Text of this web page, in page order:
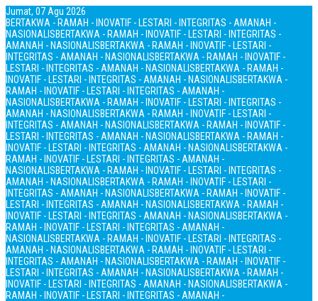
Jumat, 07 Agu 2026
BERTAKWA - RAMAH - INOVATIF - LESTARI - INTEGRITAS - AMANAH -
NASIONALISBERTAKWA - RAMAH - INOVATIF - LESTARI - INTEGRITAS -
AMANAH - NASIONALISBERTAKWA - RAMAH - INOVATIF - LESTARI -
INTEGRITAS - AMANAH - NASIONALISBERTAKWA - RAMAH - INOVATIF -
LESTARI - INTEGRITAS - AMANAH - NASIONALISBERTAKWA - RAMAH -
INOVATIF - LESTARI - INTEGRITAS - AMANAH - NASIONALISBERTAKWA -
RAMAH - INOVATIF - LESTARI - INTEGRITAS - AMANAH -
NASIONALISBERTAKWA - RAMAH - INOVATIF - LESTARI - INTEGRITAS -
AMANAH - NASIONALISBERTAKWA - RAMAH - INOVATIF - LESTARI -
INTEGRITAS - AMANAH - NASIONALISBERTAKWA - RAMAH - INOVATIF -
LESTARI - INTEGRITAS - AMANAH - NASIONALISBERTAKWA - RAMAH -
INOVATIF - LESTARI - INTEGRITAS - AMANAH - NASIONALISBERTAKWA -
RAMAH - INOVATIF - LESTARI - INTEGRITAS - AMANAH -
NASIONALISBERTAKWA - RAMAH - INOVATIF - LESTARI - INTEGRITAS -
AMANAH - NASIONALISBERTAKWA - RAMAH - INOVATIF - LESTARI -
INTEGRITAS - AMANAH - NASIONALISBERTAKWA - RAMAH - INOVATIF -
LESTARI - INTEGRITAS - AMANAH - NASIONALISBERTAKWA - RAMAH -
INOVATIF - LESTARI - INTEGRITAS - AMANAH - NASIONALISBERTAKWA -
RAMAH - INOVATIF - LESTARI - INTEGRITAS - AMANAH -
NASIONALISBERTAKWA - RAMAH - INOVATIF - LESTARI - INTEGRITAS -
AMANAH - NASIONALISBERTAKWA - RAMAH - INOVATIF - LESTARI -
INTEGRITAS - AMANAH - NASIONALISBERTAKWA - RAMAH - INOVATIF -
LESTARI - INTEGRITAS - AMANAH - NASIONALISBERTAKWA - RAMAH -
INOVATIF - LESTARI - INTEGRITAS - AMANAH - NASIONALISBERTAKWA -
RAMAH - INOVATIF - LESTARI - INTEGRITAS - AMANAH -